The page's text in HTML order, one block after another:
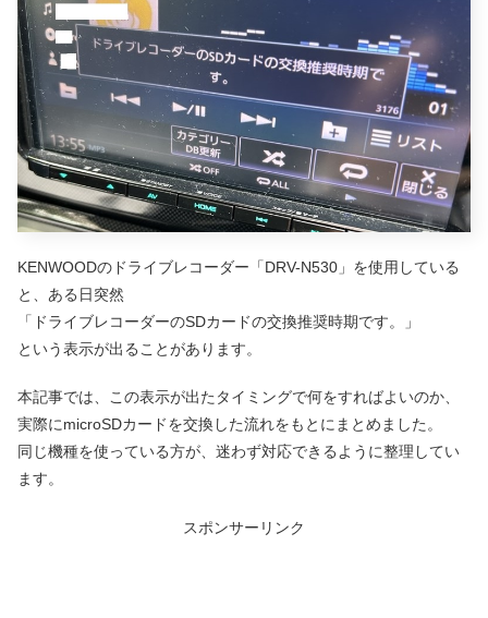
KENWOODのドライブレコーダー「DRV-N530」を使用している
と、ある日突然
「ドライブレコーダーのSDカードの交換推奨時期です。」
という表示が出ることがあります。
本記事では、この表示が出たタイミングで何をすればよいのか、
実際にmicroSDカードを交換した流れをもとにまとめました。
同じ機種を使っている方が、迷わず対応できるように整理してい
ます。
スポンサーリンク